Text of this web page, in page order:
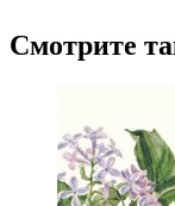
Смотрите